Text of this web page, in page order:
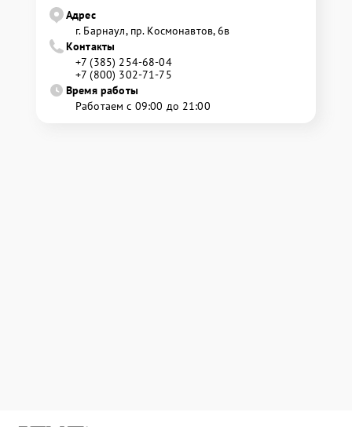
Адрес
г. Барнаул, ​пр. Космонавтов, 6в
Контакты
+7 (385) 254-68-04
+7 (800) 302-71-75
Время работы
Работаем с 09:00 до 21:00